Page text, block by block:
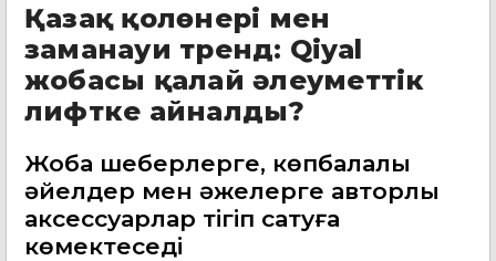
Қазақ қолөнері мен
заманауи тренд: Qiyal
жобасы қалай әлеуметтік
лифтке айналды?
Жоба шеберлерге, көпбалалы
әйелдер мен әжелерге авторлық
аксессуарлар тігіп сатуға
көмектеседі